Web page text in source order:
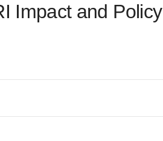
Impact and Policy